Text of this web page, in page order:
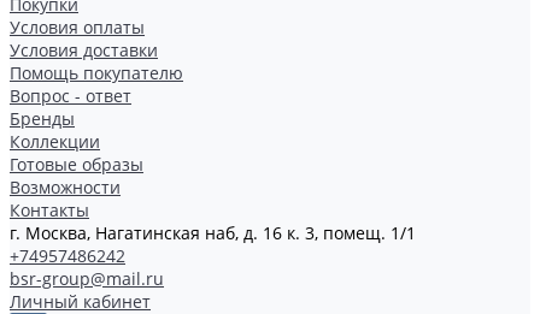
Условия оплаты
Условия доставки
Помощь покупателю
Вопрос - ответ
Бренды
Коллекции
Готовые образы
Возможности
Контакты
г. Москва, Нагатинская наб, д. 16 к. 3, помещ. 1/1
+74957486242
bsr-group@mail.ru
Личный кабинет